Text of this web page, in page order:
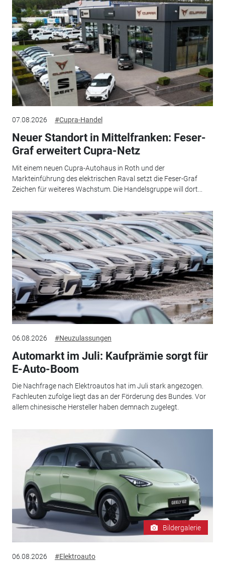
07.08.2026 #Cupra-Handel
Neuer Standort in Mittelfranken: Feser-
Graf erweitert Cupra-Netz
Mit einem neuen Cupra-Autohaus in Roth und der
Markteinführung des elektrischen Raval setzt die Feser-Graf
Zeichen für weiteres Wachstum. Die Handelsgruppe will dort...
06.08.2026 #Neuzulassungen
Automarkt im Juli: Kaufprämie sorgt für
E-Auto-Boom
Die Nachfrage nach Elektroautos hat im Juli stark angezogen.
Fachleuten zufolge liegt das an der Förderung des Bundes. Vor
allem chinesische Hersteller haben demnach zugelegt.
Bildergalerie
06.08.2026 #Elektroauto